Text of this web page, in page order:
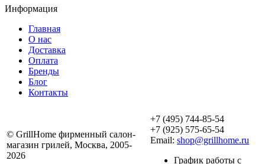
Информация
Главная
О нас
Доставка
Оплата
Бренды
Блог
Контакты
© GrillHome фирменный салон-
магазин грилей, Москва, 2005-
2026
+7 (495) 744-85-54
+7 (925) 575-65-54
Email: shop@grillhome.ru
График работы с